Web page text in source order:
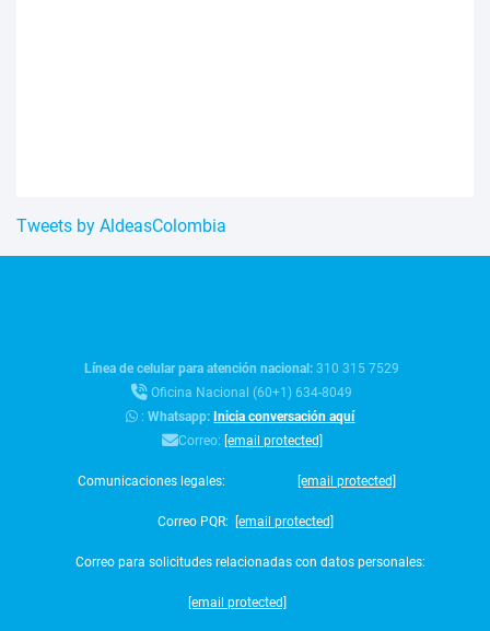
Tweets by AldeasColombia
Línea de celular para atención nacional:310 315 7529
Oficina Nacional (60+1) 634-8049
:Whatsapp:Inicia conversación aquí
Correo: [email protected]
Comunicaciones legales: [email protected]
Correo PQR: [email protected]
Correo para solicitudes relacionadas con datos personales:
[email protected]